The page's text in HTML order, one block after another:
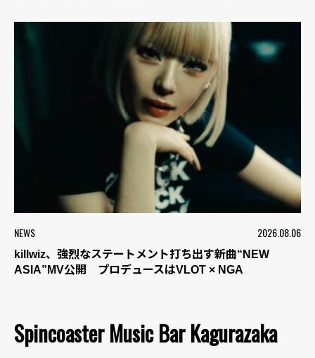
NEWS 2026.08.06
killwiz、強烈なステートメント打ち出す新曲“NEW
ASIA”MV公開 プロデュースはVLOT × NGA
Spincoaster Music Bar Kagurazaka